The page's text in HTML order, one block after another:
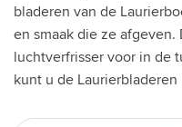
bladeren van de
en smaak die ze
luchtverfrisser voor in de
kunt u de